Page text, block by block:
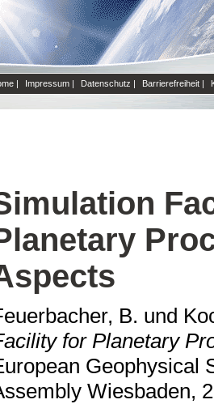
| Impressum | Datenschutz | Barrierefreiheit |
B. und
for Planetary
Geophysical
Wiesbaden,